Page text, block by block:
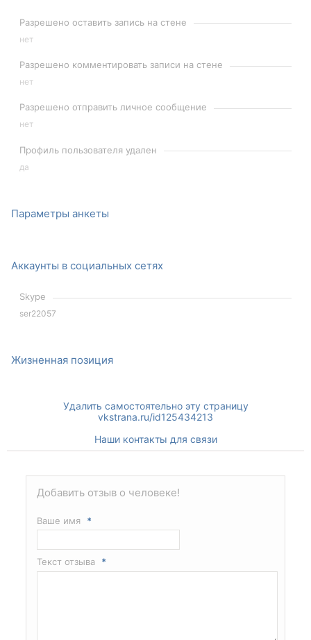
Разрешено оставить запись на стене
нет
Разрешено комментировать записи на стене
нет
Разрешено отправить личное сообщение
нет
Профиль пользователя удален
да
Параметры анкеты
Аккаунты в социальных сетях
Skype
ser22057
Жизненная позиция
Удалить самостоятельно эту страницу
vkstrana.ru/id125434213
Наши контакты для связи
Добавить отзыв о человеке!
Ваше имя *
Текст отзыва *